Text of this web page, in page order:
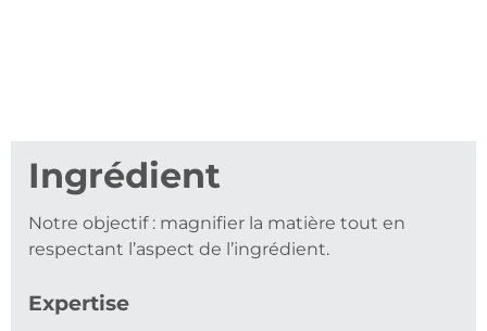
Ingrédient
Notre objectif : magnifier la matière tout en
respectant l’aspect de l’ingrédient.
Expertise